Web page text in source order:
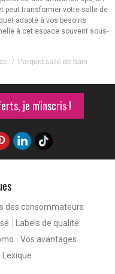
peut transformer votre salle de
adapté à vos besoins
à cet espace souvent sous-
/ Parquet salle de bain
je m'inscris !
des consommateurs
Labels de qualité
Vos avantages
Lexique